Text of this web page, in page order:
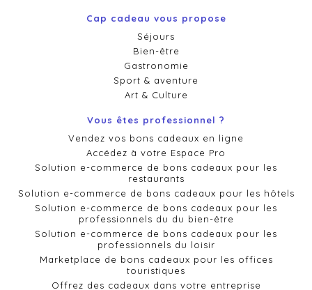
Cap cadeau vous propose
Séjours
Bien-être
Gastronomie
Sport & aventure
Art & Culture
Vous êtes professionnel ?
Vendez vos bons cadeaux en ligne
Accédez à votre Espace Pro
Solution e-commerce de bons cadeaux pour les
restaurants
Solution e-commerce de bons cadeaux pour les hôtels
Solution e-commerce de bons cadeaux pour les
professionnels du du bien-être
Solution e-commerce de bons cadeaux pour les
professionnels du loisir
Marketplace de bons cadeaux pour les offices
touristiques
Offrez des cadeaux dans votre entreprise